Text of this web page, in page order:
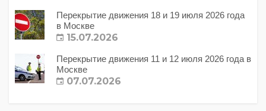
Перекрытие движения 18 и 19 июля 2026 года
в Москве
15.07.2026
Перекрытие движения 11 и 12 июля 2026 года в
Москве
07.07.2026